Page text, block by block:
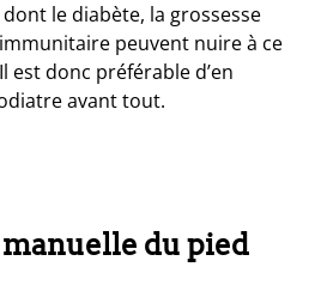
le diabète, la grossesse
peuvent nuire à ce
est donc préférable d’en
avant tout.
du pied